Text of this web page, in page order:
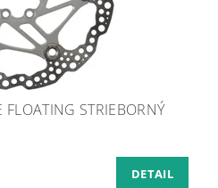
FLOATING STRIEBORNÝ
DETAIL